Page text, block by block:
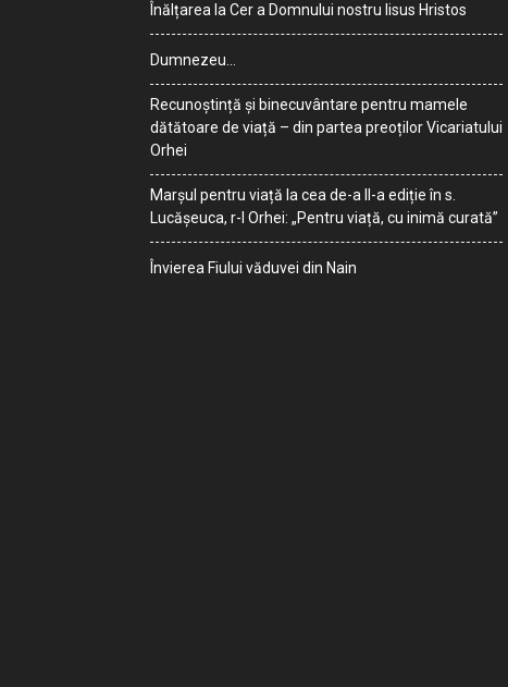
Înălțarea la Cer a Domnului nostru Iisus Hristos
Dumnezeu…
Recunoștință și binecuvântare pentru mamele
dătătoare de viață – din partea preoților Vicariatului
Orhei
Marșul pentru viață la cea de-a II-a ediție în s.
Lucășeuca, r-l Orhei: „Pentru viață, cu inimă curată”
Învierea Fiului văduvei din Nain